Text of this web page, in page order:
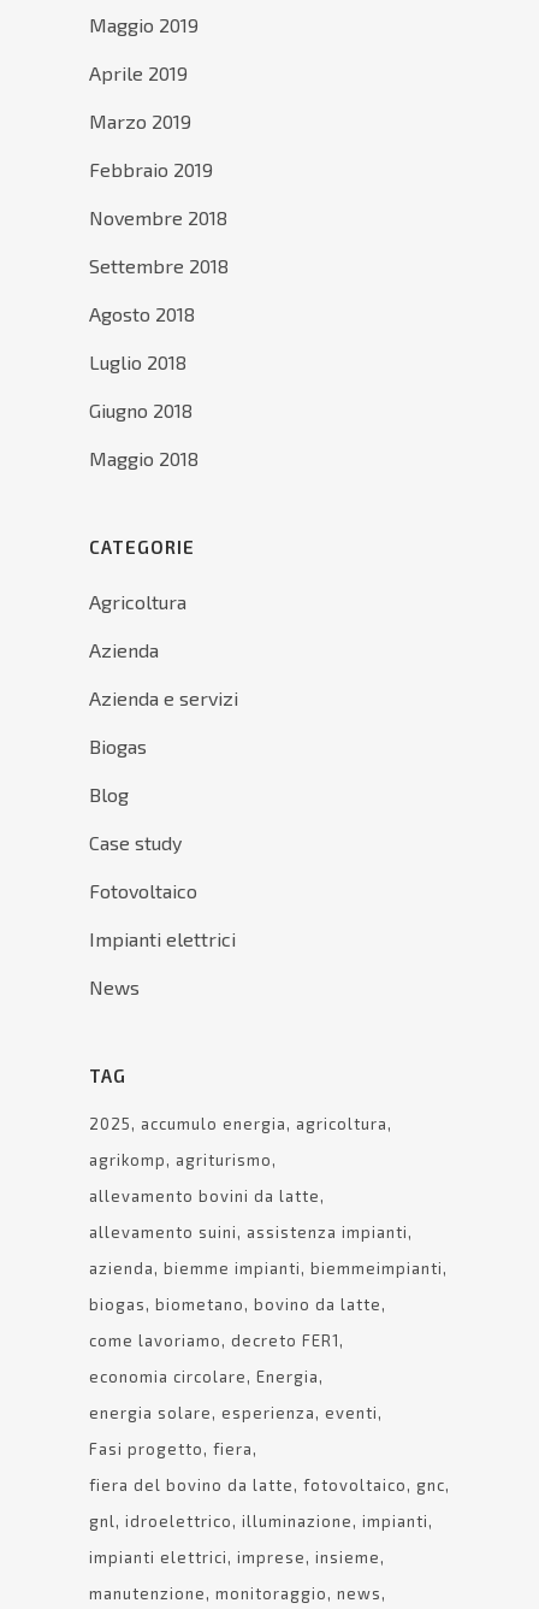
Maggio 2019
Aprile 2019
Marzo 2019
Febbraio 2019
Novembre 2018
Settembre 2018
Agosto 2018
Luglio 2018
Giugno 2018
Maggio 2018
CATEGORIE
Agricoltura
Azienda
Azienda e servizi
Biogas
Blog
Case study
Fotovoltaico
Impianti elettrici
News
TAG
2025 accumulo energia
agricoltura
agrikomp
agriturismo
allevamento bovini da latte
allevamento suini
assistenza impianti
azienda
biemme impianti
biemmeimpianti
biogas
biometano
bovino da latte
come lavoriamo
decreto FER1
economia circolare
Energia
energia solare
esperienza
eventi
Fasi progetto
fiera
fiera del bovino da latte
fotovoltaico
gnc
gnl
idroelettrico illuminazione
impianti
impianti elettrici
imprese
insieme
manutenzione
monitoraggio
news